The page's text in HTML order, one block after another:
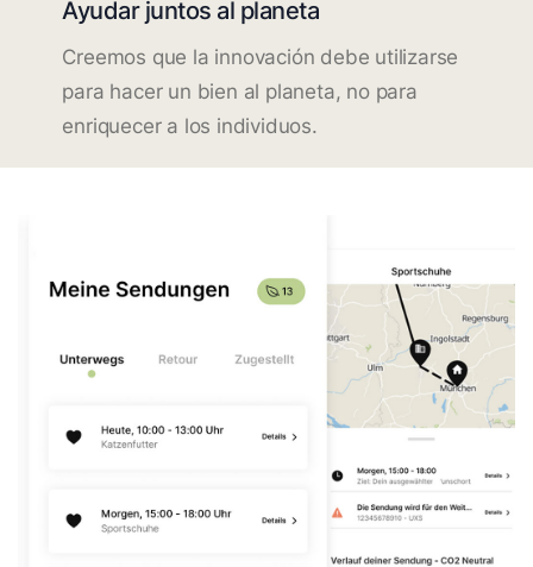
Ayudar juntos al planeta
Creemos que la innovación debe utilizarse
para hacer un bien al planeta, no para
enriquecer a los individuos.